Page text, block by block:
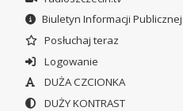
Biuletyn Informacji Publicznej
Posłuchaj teraz
Logowanie
DUŻA CZCIONKA
DUŻY KONTRAST